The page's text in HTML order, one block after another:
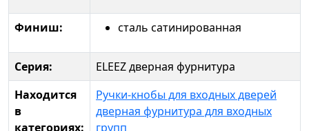
Финиш: сталь сатинированная
Серия:
ELEEZ дверная фурнитура
Находится
в
категориях:
Ручки-кнобы для входных дверей
дверная фурнитура для входных
групп